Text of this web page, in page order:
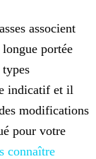
associent
portée
indicatif et il
modifications
pour votre
connaître